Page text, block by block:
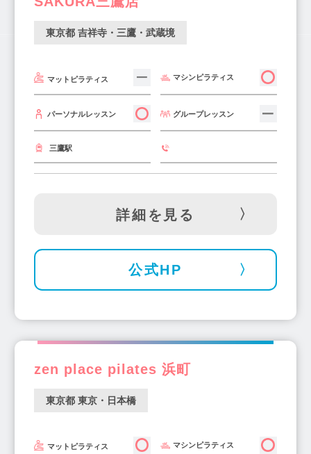
東京都 吉祥寺・三鷹・武蔵境
マットピラティス マシンピラティス
パーソナルレッスン グループレッスン
三鷹駅
詳細を見る
公式HP
zen place pilates 浜町
東京都 東京・日本橋
マットピラティス マシンピラティス